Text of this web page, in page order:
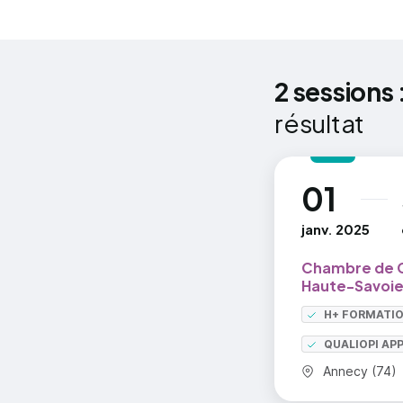
La
Le
2 sessions :
résultat
01
janv. 2025
au
Chambre de
Haute-
H+
QUALIOPI
Commune :
Annecy (74)